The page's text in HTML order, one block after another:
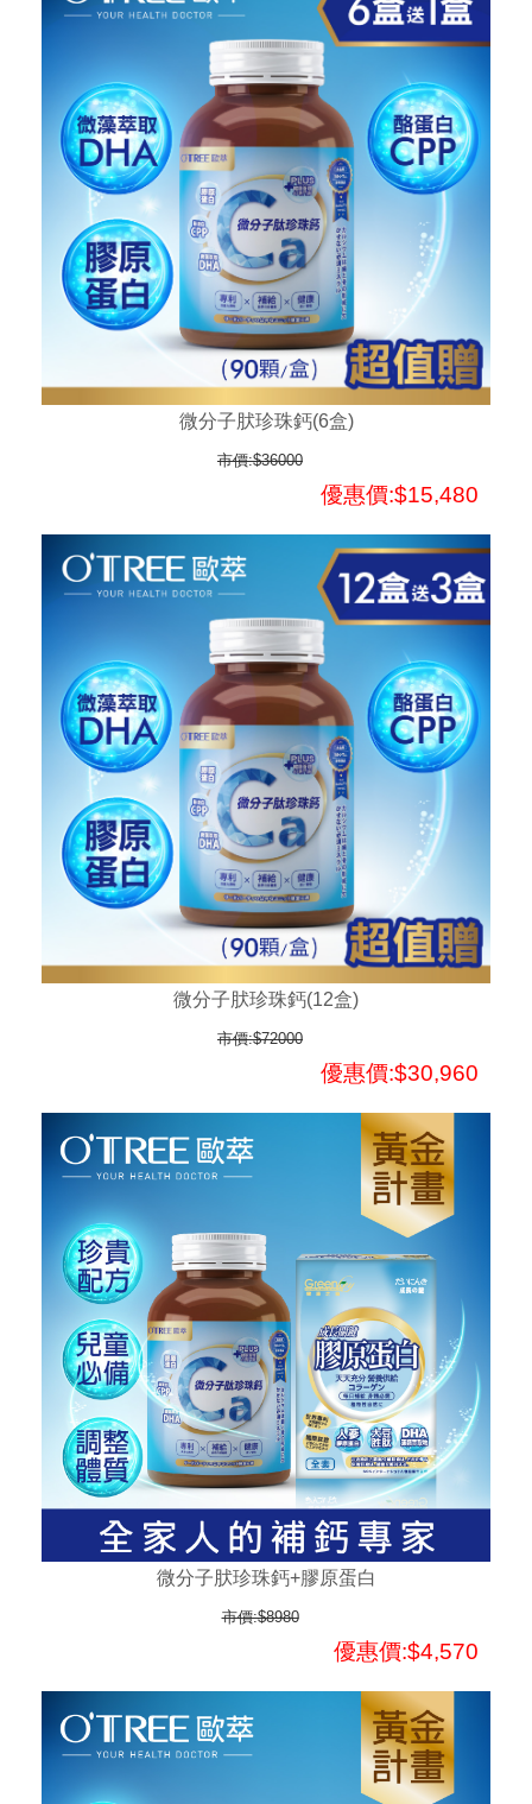
微分子肰珍珠鈣(6盒)
市價:$36000
優惠價:$15,480
微分子肰珍珠鈣(12盒)
市價:$72000
優惠價:$30,960
微分子肰珍珠鈣+膠原蛋白
市價:$8980
優惠價:$4,570